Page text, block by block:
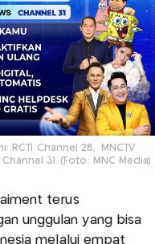
RCTI Channel 28, MNCTV
31. (Foto: MNC Media)
terus
unggulan yang bisa
melalui empat